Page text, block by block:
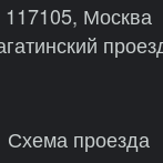
117105, Москва
Схема проезда